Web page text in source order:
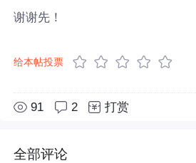
谢谢先！
给本帖投票
91 2 打赏
全部评论